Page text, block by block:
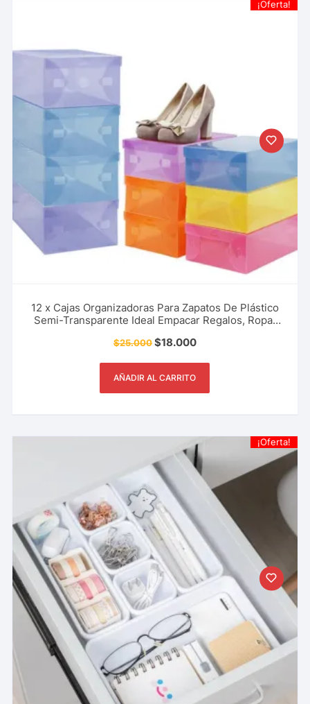
¡Oferta!
12 x Cajas Organizadoras Para Zapatos De Plástico
Semi-Transparente Ideal Empacar Regalos, Ropa,
$25.000$18.000
AÑADIR AL CARRITO
¡Oferta!